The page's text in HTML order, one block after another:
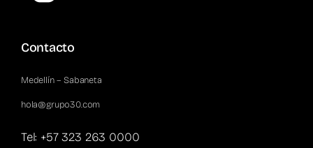
Contacto
Medellín – Sabaneta
hola@grupo30.com
Tel: +57 323 263 0000